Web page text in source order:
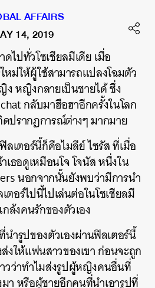
AFFAIRS
14, 2019
ไปทั่วโซเชียลมีเดีย เมื่อ
หม่ให้ผู้ใช้สามารถแปลงโฉมตัว
ง หญิงกลายเป็นชายได้ ซึ่ง
กลับมาฮือฮาอีกครั้งในโลก
ดปรากฏการณ์ต่างๆ มากมาย
เตอร์นี้ก็คือไมลีย์ ไซรัส ที่เมื่อ
ธอดูเหมือนโจ โจนัส หนึ่งใน
นอกจากนั้นยังพบว่ามีการนำ
ตอร์ไปนี้ไปเล่นต่อในโซเชียลมี
ล้งคนรักของตัวเอง
ำรูปของตัวเองผ่านฟิลเตอร์นี้
งให้แฟนสาวของเขา ก่อนจะถูก
วว่าทำไมส่งรูปผู้หญิงคนอื่นที่
า หรือผู้ชายอีกคนที่นำเอารูปที่